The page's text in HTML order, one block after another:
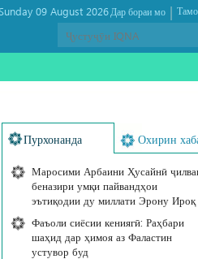
09 August 2026 , |
Дар бораи мо
Пурхонанда Охирин
Маросими Арбаини Ҳусайнӣ
беназири умқи пайвандҳои
эътиқодии ду миллати Эрону Ироқ
Фаъоли сиёсии кениягӣ: Раҳбари
шаҳид дар ҳимоя аз Фаластин
устувор буд